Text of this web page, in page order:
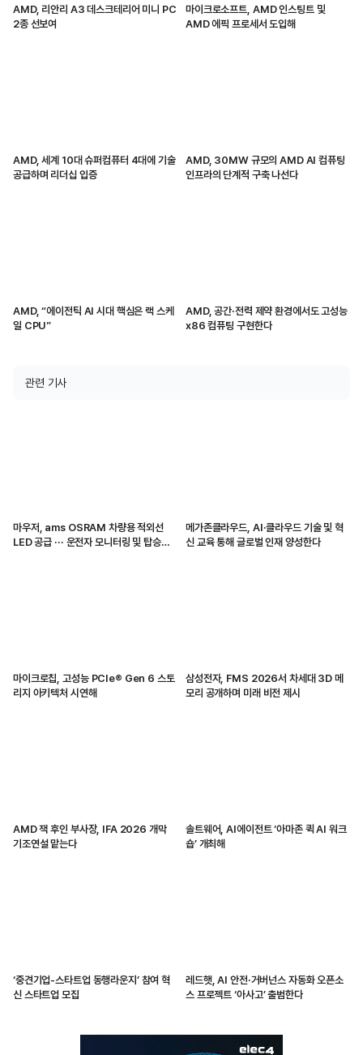
AMD, 리안리 A3 데스크테리어 미니 PC
2종 선보여
마이크로소프트, AMD 인스팅트 및
AMD 에픽 프로세서 도입해
AMD, 세계 10대 슈퍼컴퓨터 4대에 기술
공급하며 리더십 입증
AMD, 30MW 규모의 AMD AI 컴퓨팅
인프라의 단계적 구축 나선다
AMD, “에이전틱 AI 시대 핵심은 랙 스케
일 CPU”
AMD, 공간·전력 제약 환경에서도 고성능
x86 컴퓨팅 구현한다
관련 기사
마우저, ams OSRAM 차량용 적외선
LED 공급 ··· 운전자 모니터링 및 탑승자
메가존클라우드, AI·클라우드 기술 및 혁
신 교육 통해 글로벌 인재 양성한다
마이크로칩, 고성능 PCIe® Gen 6 스토
리지 아키텍처 시연해
삼성전자, FMS 2026서 차세대 3D 메
모리 공개하며 미래 비전 제시
AMD 잭 후인 부사장, IFA 2026 개막
기조연설 맡는다
솔트웨어, AI에이전트 ‘아마존 퀵 AI 워크
숍’ 개최해
‘중견기업-스타트업 동행라운지’ 참여 혁
신 스타트업 모집
레드햇, AI 안전·거버넌스 자동화 오픈소
스 프로젝트 ‘아사고’ 출범한다